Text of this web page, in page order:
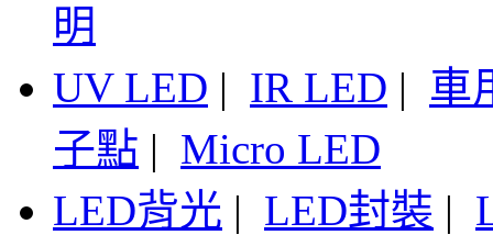
明
UV LED | IR LED | 車
子點 | Micro LED
LED背光 | LED封裝 |